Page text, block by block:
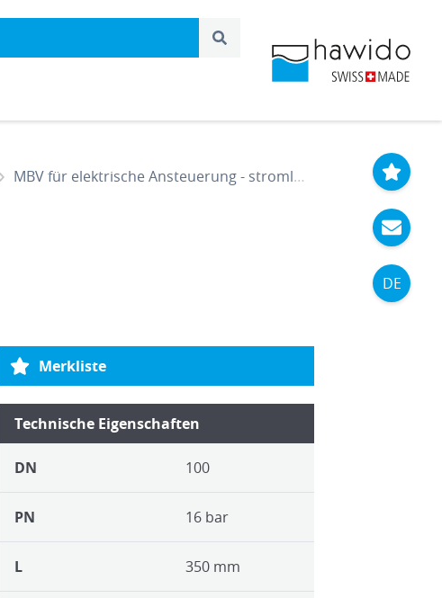
DE
MBV für elektrische Ansteuerung - stromlos offen DN 100 PN 10/16
Merkliste
Technische Eigenschaften
DN 100
PN 16 bar
L 350 mm